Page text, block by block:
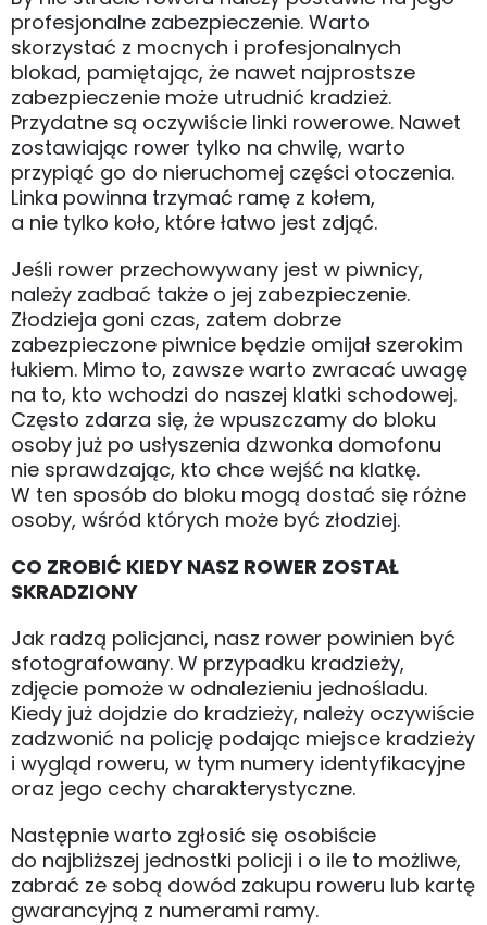
profesjonalne zabezpieczenie. Warto
skorzystać z mocnych i profesjonalnych
blokad, pamiętając, że nawet najprostsze
zabezpieczenie może utrudnić kradzież.
Przydatne są oczywiście linki rowerowe. Nawet
zostawiając rower tylko na chwilę, warto
przypiąć go do nieruchomej części otoczenia.
Linka powinna trzymać ramę z kołem,
a nie tylko koło, które łatwo jest zdjąć.
Jeśli rower przechowywany jest w piwnicy,
należy zadbać także o jej zabezpieczenie.
Złodzieja goni czas, zatem dobrze
zabezpieczone piwnice będzie omijał szerokim
łukiem. Mimo to, zawsze warto zwracać uwagę
na to, kto wchodzi do naszej klatki schodowej.
Często zdarza się, że wpuszczamy do bloku
osoby już po usłyszenia dzwonka domofonu
nie sprawdzając, kto chce wejść na klatkę.
W ten sposób do bloku mogą dostać się różne
osoby, wśród których może być złodziej.
CO ZROBIĆ KIEDY NASZ ROWER ZOSTAŁ
SKRADZIONY
Jak radzą policjanci, nasz rower powinien być
sfotografowany. W przypadku kradzieży,
zdjęcie pomoże w odnalezieniu jednośladu.
Kiedy już dojdzie do kradzieży, należy oczywiście
zadzwonić na policję podając miejsce kradzieży
i wygląd roweru, w tym numery identyfikacyjne
oraz jego cechy charakterystyczne.
Następnie warto zgłosić się osobiście
do najbliższej jednostki policji i o ile to możliwe,
zabrać ze sobą dowód zakupu roweru lub kartę
gwarancyjną z numerami ramy.